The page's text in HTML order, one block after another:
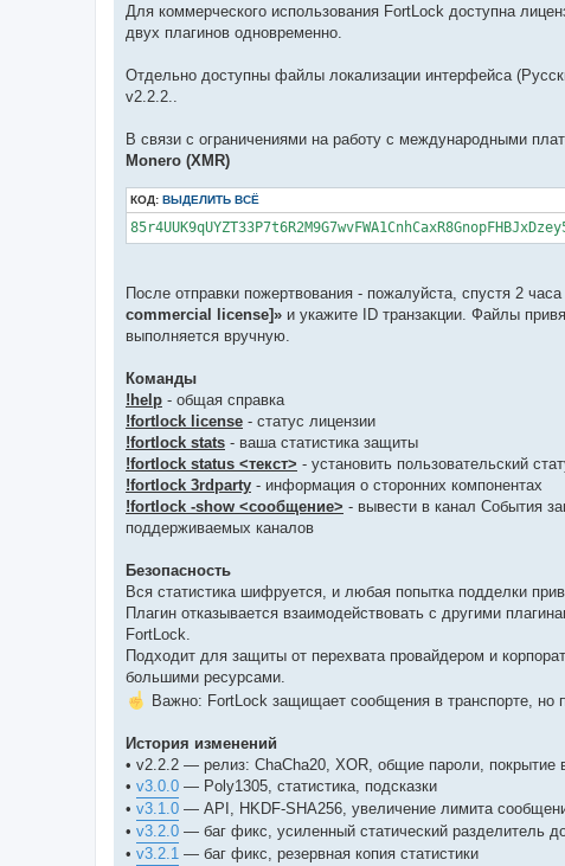
Для коммерческого использования FortLock доступна
двух плагинов одновременно.
Отдельно доступны файлы локализации интерфейса
v2.2.2..
В связи с ограничениями на работу с международными
Monero (XMR)
КОД: ВЫДЕЛИТЬ ВСЁ
После отправки пожертвования - пожалуйста, спустя 2
commercial license]» и укажите ID транзакции. Файлы
выполняется вручную.
Команды
!help - общая справка
!fortlock license - статус лицензии
!fortlock stats - ваша статистика защиты
!fortlock status <текст> - установить пользовательский
!fortlock 3rdparty - информация о сторонних компонентах
!fortlock -show <сообщение> - вывести в канал События
поддерживаемых каналов
Безопасность
Вся статистика шифруется, и любая попытка подделки
Плагин отказывается взаимодействовать с другими
FortLock.
Подходит для защиты от перехвата провайдером и
большими ресурсами.
Важно: FortLock защищает сообщения в транспорте, но
История изменений
• v2.2.2 — релиз: ChaCha20, XOR, общие пароли, покрытие
• v3.0.0 — Poly1305, статистика, подсказки
• v3.1.0 — API, HKDF-SHA256, увеличение лимита
• v3.2.0 — баг фикс, усиленный статический разделитель
• v3.2.1 — баг фикс, резервная копия статистики